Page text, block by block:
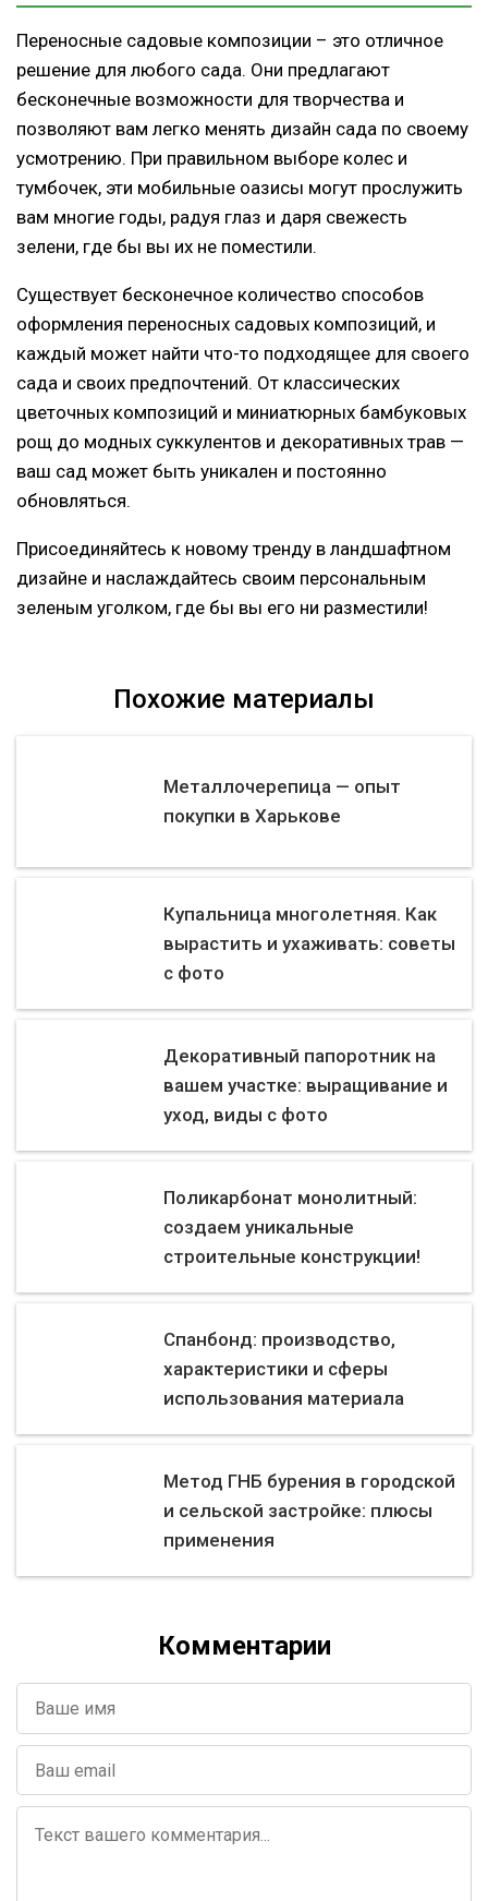
Переносные садовые композиции – это отличное
решение для любого сада. Они предлагают
бесконечные возможности для творчества и
позволяют вам легко менять дизайн сада по своему
усмотрению. При правильном выборе колес и
тумбочек, эти мобильные оазисы могут прослужить
вам многие годы, радуя глаз и даря свежесть
зелени, где бы вы их не поместили.
Существует бесконечное количество способов
оформления переносных садовых композиций, и
каждый может найти что-то подходящее для своего
сада и своих предпочтений. От классических
цветочных композиций и миниатюрных бамбуковых
рощ до модных суккулентов и декоративных трав —
ваш сад может быть уникален и постоянно
обновляться.
Присоединяйтесь к новому тренду в ландшафтном
дизайне и наслаждайтесь своим персональным
зеленым уголком, где бы вы его ни разместили!
Похожие материалы
Металлочерепица — опыт
покупки в Харькове
Купальница многолетняя. Как
вырастить и ухаживать: советы
с фото
Декоративный папоротник на
вашем участке: выращивание и
уход, виды с фото
Поликарбонат монолитный:
создаем уникальные
строительные конструкции!
Спанбонд: производство,
характеристики и сферы
использования материала
Метод ГНБ бурения в городской
и сельской застройке: плюсы
применения
Комментарии